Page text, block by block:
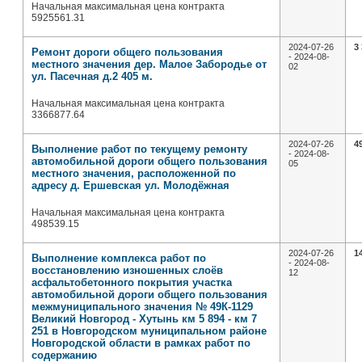
Начальная максимальная цена контракта
5925561.31
Ремонт дороги общего пользования
местного значения дер. Малое Забородье от
ул. Пасечная д.2 405 м.
Начальная максимальная цена контракта
3366877.64
2024-07-26
- 2024-08-
02
3
Выполнение работ по текущему ремонту
автомобильной дороги общего пользования
местного значения, расположенной по
адресу д. Ершевская ул. Молодёжная
Начальная максимальная цена контракта
498539.15
2024-07-26
- 2024-08-
05
Выполнение комплекса работ по
восстановлению изношенных слоёв
асфальтобетонного покрытия участка
автомобильной дороги общего пользования
межмуниципального значения № 49К-1129
Великий Новгород - Хутынь км 5 894 - км 7
251 в Новгородском муниципальном районе
Новгородской области в рамках работ по
содержанию
2024-07-26
- 2024-08-
12